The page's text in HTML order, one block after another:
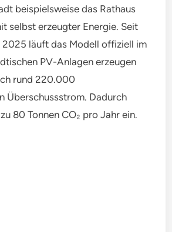
beispielsweise das Rathaus
selbst erzeugter Energie. Seit
2025 läuft das Modell offiziell im
PV-Anlagen erzeugen
rund 220.000
Überschussstrom. Dadurch
80 Tonnen CO₂ pro Jahr ein.